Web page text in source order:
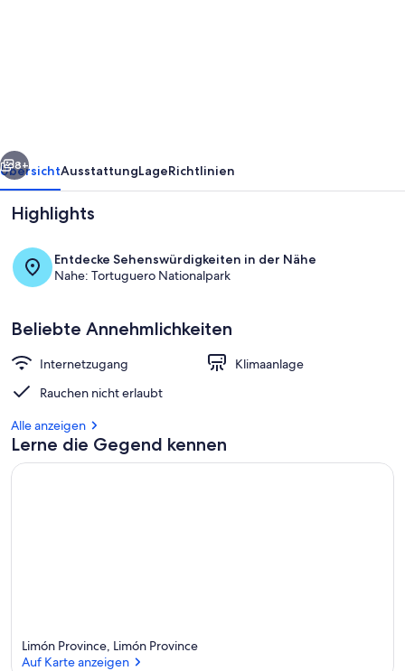
Außenbereich
Weiter
8+
ÜbersichtAusstattungLageRichtlinien
Highlights
Entdecke Sehenswürdigkeiten in der Nähe
Nahe: Tortuguero Nationalpark
Beliebte Annehmlichkeiten
Internetzugang
Klimaanlage
Rauchen nicht erlaubt
Alle anzeigen
Lerne die Gegend kennen
Limón Province, Limón Province
Auf Karte anzeigen